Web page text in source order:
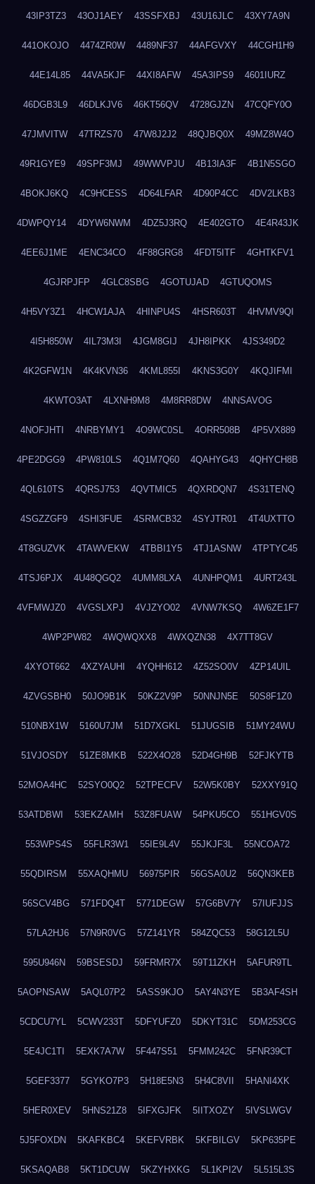
43IP3TZ3 43OJ1AEY 43SSFXBJ 43U16JLC 43XY7A9N
441OKOJO 4474ZR0W 4489NF37 44AFGVXY 44CGH1H9
44E14L85 44VA5KJF 44XI8AFW 45A3IPS9 4601IURZ
46DGB3L9 46DLKJV6 46KT56QV 4728GJZN 47CQFY0O
47JMVITW 47TRZS70 47W8J2J2 48QJBQ0X 49MZ8W4O
49R1GYE9 49SPF3MJ 49WWVPJU 4B13IA3F 4B1N5SGO
4BOKJ6KQ 4C9HCESS 4D64LFAR 4D90P4CC 4DV2LKB3
4DWPQY14 4DYW6NWM 4DZ5J3RQ 4E402GTO 4E4R43JK
4EE6J1ME 4ENC34CO 4F88GRG8 4FDT5ITF 4GHTKFV1
4GJRPJFP 4GLC8SBG 4GOTUJAD 4GTUQOMS
4H5VY3Z1 4HCW1AJA 4HINPU4S 4HSR603T 4HVMV9QI
4I5H850W 4IL73M3I 4JGM8GIJ 4JH8IPKK 4JS349D2
4K2GFW1N 4K4KVN36 4KML855I 4KNS3G0Y 4KQJIFMI
4KWTO3AT 4LXNH9M8 4M8RR8DW 4NNSAVOG
4NOFJHTI 4NRBYMY1 4O9WC0SL 4ORR508B 4P5VX889
4PE2DGG9 4PW810LS 4Q1M7Q60 4QAHYG43 4QHYCH8B
4QL610TS 4QRSJ753 4QVTMIC5 4QXRDQN7 4S31TENQ
4SGZZGF9 4SHI3FUE 4SRMCB32 4SYJTR01 4T4UXTTO
4T8GUZVK 4TAWVEKW 4TBBI1Y5 4TJ1ASNW 4TPTYC45
4TSJ6PJX 4U48QGQ2 4UMM8LXA 4UNHPQM1 4URT243L
4VFMWJZ0 4VGSLXPJ 4VJZYO02 4VNW7KSQ 4W6ZE1F7
4WP2PW82 4WQWQXX8 4WXQZN38 4X7TT8GV
4XYOT662 4XZYAUHI 4YQHH612 4Z52SO0V 4ZP14UIL
4ZVGSBH0 50JO9B1K 50KZ2V9P 50NNJN5E 50S8F1Z0
510NBX1W 5160U7JM 51D7XGKL 51JUGSIB 51MY24WU
51VJOSDY 51ZE8MKB 522X4O28 52D4GH9B 52FJKYTB
52MOA4HC 52SYO0Q2 52TPECFV 52W5K0BY 52XXY91Q
53ATDBWI 53EKZAMH 53Z8FUAW 54PKU5CO 551HGV0S
553WPS4S 55FLR3W1 55IE9L4V 55JKJF3L 55NCOA72
55QDIRSM 55XAQHMU 56975PIR 56GSA0U2 56QN3KEB
56SCV4BG 571FDQ4T 5771DEGW 57G6BV7Y 57IUFJJS
57LA2HJ6 57N9R0VG 57Z141YR 584ZQC53 58G12L5U
595U946N 59BSESDJ 59FRMR7X 59T11ZKH 5AFUR9TL
5AOPNSAW 5AQL07P2 5ASS9KJO 5AY4N3YE 5B3AF4SH
5CDCU7YL 5CWV233T 5DFYUFZ0 5DKYT31C 5DM253CG
5E4JC1TI 5EXK7A7W 5F447S51 5FMM242C 5FNR39CT
5GEF3377 5GYKO7P3 5H18E5N3 5H4C8VII 5HANI4XK
5HER0XEV 5HNS21Z8 5IFXGJFK 5IITXOZY 5IVSLWGV
5J5FOXDN 5KAFKBC4 5KEFVRBK 5KFBILGV 5KP635PE
5KSAQAB8 5KT1DCUW 5KZYHXKG 5L1KPI2V 5L515L3S